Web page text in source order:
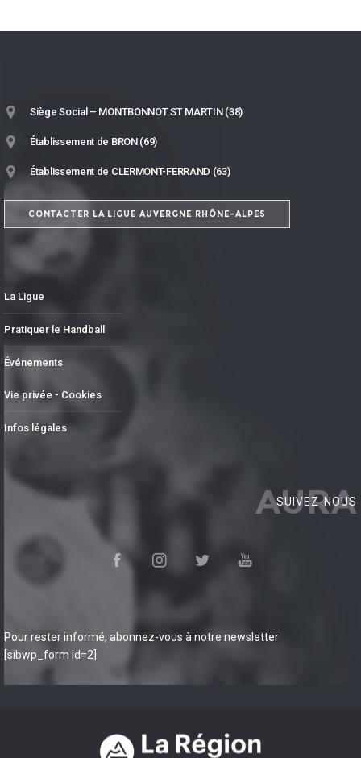
Siège Social – MONTBONNOT ST MARTIN (38)
Établissement de BRON (69)
Établissement de CLERMONT-FERRAND (63)
CONTACTER LA LIGUE AUVERGNE RHÔNE-ALPES
La Ligue
Pratiquer le Handball
Événements
Vie privée - Cookies
Infos légales
AURA
SUIVEZ-NOUS
Pour rester informé, abonnez-vous à notre newsletter
[sibwp_form id=2]